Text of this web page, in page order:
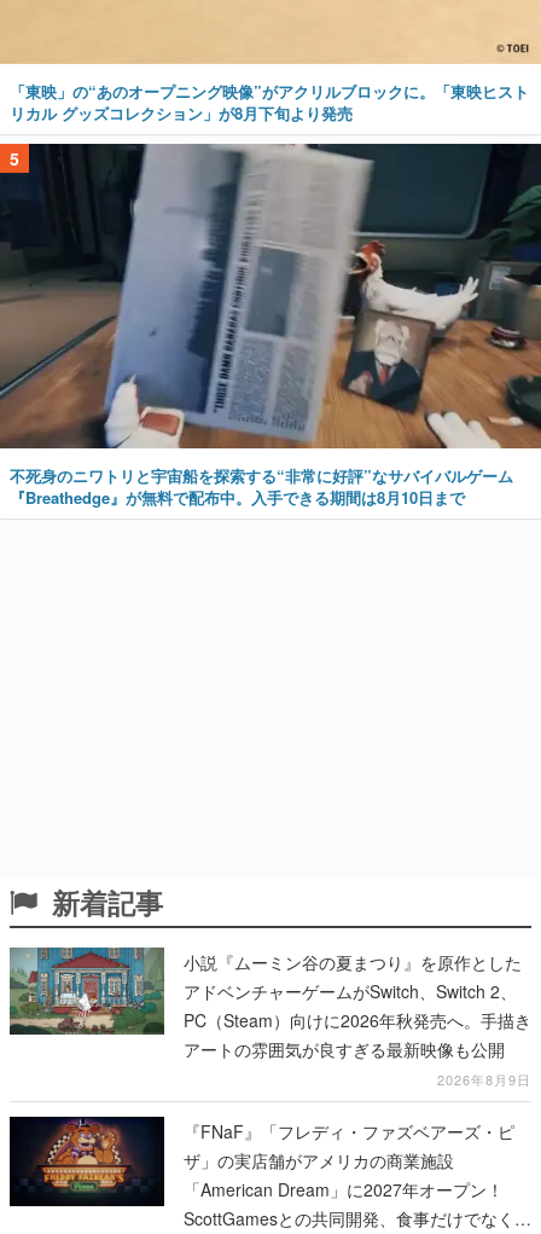
「東映」の“あのオープニング映像”がアクリルブロックに。「東映ヒスト
リカル グッズコレクション」が8月下旬より発売
5
不死身のニワトリと宇宙船を探索する“非常に好評”なサバイバルゲーム
『Breathedge』が無料で配布中。入手できる期間は8月10日まで
新着記事
小説『ムーミン谷の夏まつり』を原作とした
アドベンチャーゲームがSwitch、Switch 2、
PC（Steam）向けに2026年秋発売へ。手描き
アートの雰囲気が良すぎる最新映像も公開
2026年8月9日
『FNaF』「フレディ・ファズベアーズ・ピ
ザ」の実店舗がアメリカの商業施設
「American Dream」に2027年オープン！
ScottGamesとの共同開発、食事だけでなくス